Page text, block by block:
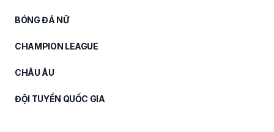
BÓNG ĐÁ NỮ
CHAMPION LEAGUE
CHÂU ÂU
ĐỘI TUYỂN QUỐC GIA